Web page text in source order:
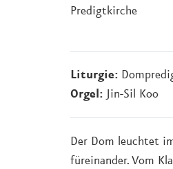
Predigtkirche
Liturgie:
Orgel: Jin-Sil Koo
Der Dom leuchtet
füreinander. Vom